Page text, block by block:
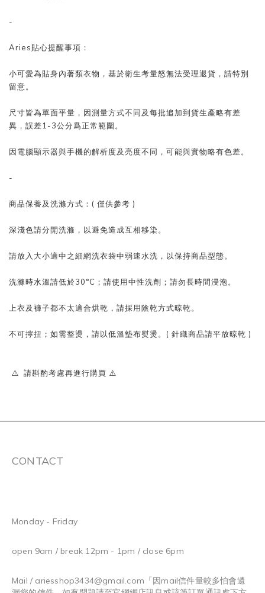
-
Aries貼心提醒事項：
小可愛為貼身內著類衣物，基於衛生考量怒無法受理退貨，請特別
留意。
尺寸皆為單面平量，因測量方式不同及每批追加到貨生產略有差
異，誤差1-3公分爲正常範圍。
因電腦顯示器與手機的解析度及亮度不同，可能與實物略有色差。
-
商品保養及洗滌方式：( 僅供參考 )
深淺色請分開洗滌，以避免造成互相移染。
請放入大小適中之細網洗衣袋中弱速水洗，以保持商品型態。
洗滌時水溫請低於30°C；請使用中性洗劑；請勿長時間浸泡。
上衣及褲子都不太適合烘乾，請採用陰乾方式晾乾。
不可擰扭；如需整燙，請以低溫墊布熨燙。( 針織商品請平放晾乾 )
⚠️ 請斟酌考慮再進行購買 ⚠️
CONTACT
Monday - Friday
open 9am / break 12pm - 1pm / close 6pm
Mail / ariesshop3434@gmail.com 「因mail信件量較多怕會遺